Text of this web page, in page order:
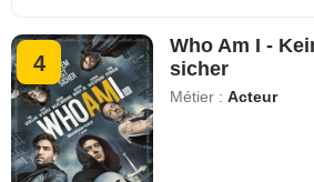
4
Who Am I -
sicher
Métier :Acteur